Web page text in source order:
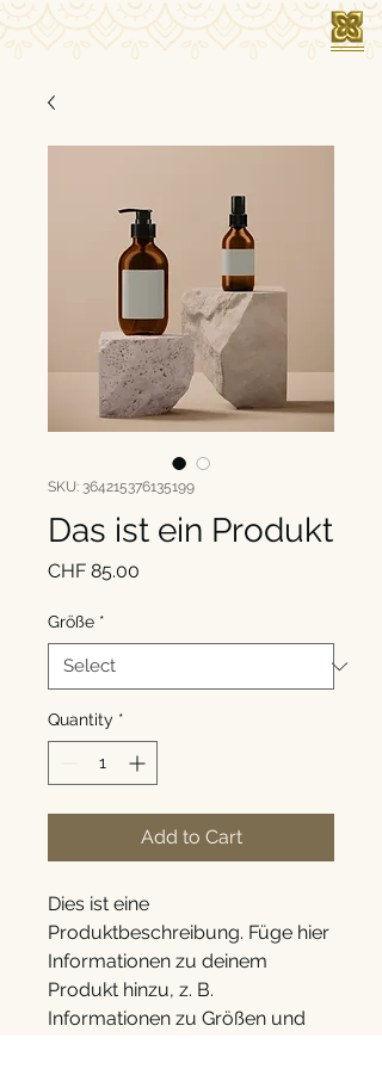
SKU: 364215376135199
Das ist ein Produkt
CHF 85.00
Größe *
Quantity *
Add to Cart
Dies ist eine
Produktbeschreibung. Füge hier
Informationen zu deinem
Produkt hinzu, z. B.
Informationen zu Größen und